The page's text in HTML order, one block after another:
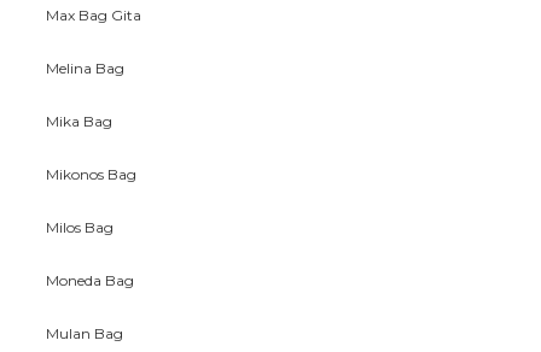
Max Bag Gita
Melina Bag
Mika Bag
Mikonos Bag
Milos Bag
Moneda Bag
Mulan Bag